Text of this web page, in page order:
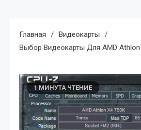
Главная
Видеокарты
Выбор Видеокарты Для AMD Athlon
1 МИНУТА ЧТЕНИЕ